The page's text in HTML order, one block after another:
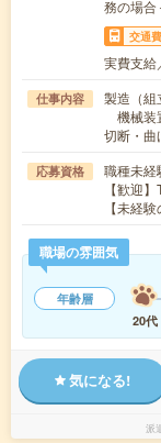
務の場合
交通費
実費支給
仕事内容
製造（組
機械装
切断・
応募資格
職種未経
【歓迎
【未経
職場の雰囲気
年齢層
20代
気になる!
派